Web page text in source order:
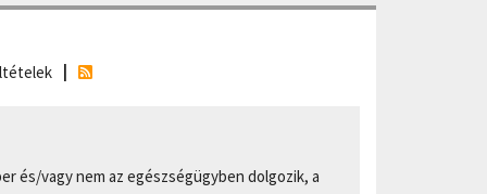
és/vagy nem az egészségügyben dolgozik, a